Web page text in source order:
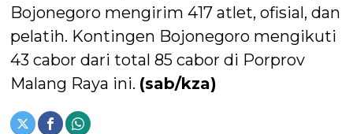
Bojonegoro mengirim 417 atlet, ofisial, dan
pelatih. Kontingen Bojonegoro mengikuti
43 cabor dari total 85 cabor di Porprov
Malang Raya ini. (sab/kza)